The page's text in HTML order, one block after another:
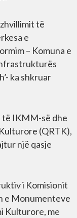
të
e
– Komuna e
ka shkruar
të IKMM-së dhe
(QRTK),
një qasje
i Komisionit
e Monumenteve
Kulturore, me